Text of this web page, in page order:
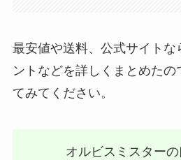
最安値や送料、公式サイトな
ントなどを詳しくまとめたの
てみてください。
オルビスミスター